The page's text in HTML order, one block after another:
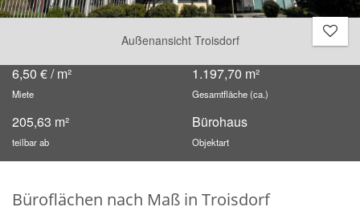
Außenansicht Troisdorf
6,50 € / m²
Miete
1.197,70 m²
Gesamtfläche (ca.)
205,63 m²
teilbar ab
Bürohaus
Objektart
Büroflächen nach Maß in Troisdorf